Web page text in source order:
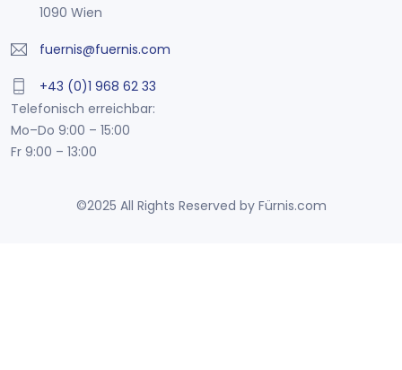
1090 Wien
fuernis@fuernis.com
+43 (0)1 968 62 33
Telefonisch erreichbar:
Mo–Do 9:00 – 15:00
Fr 9:00 – 13:00
©2025 All Rights Reserved by Fürnis.com